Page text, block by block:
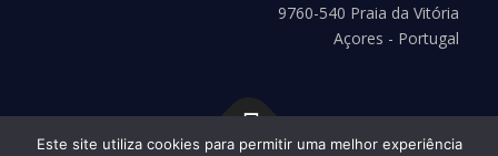
9760-540 Praia da Vitória
Açores - Portugal
Este site utiliza cookies para permitir uma melhor experiência